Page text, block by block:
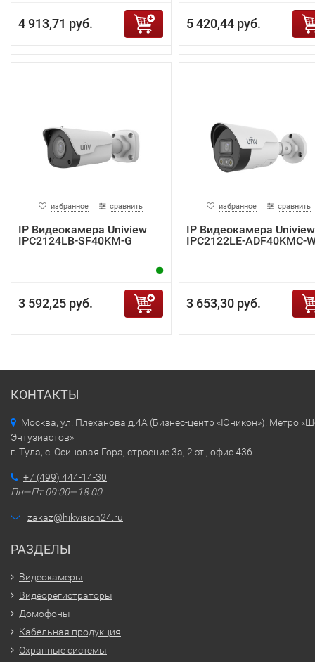
4 913,71 руб. 5 420,44 руб.
избранное сравнить
IP Видеокамера Uniview
IPC2124LB-SF40KM-G
3 592,25 руб.
избранное сравнить
IP Видеокамера Uniview
IPC2122LE-ADF40KMC-
3 653,30 руб.
КОНТАКТЫ
Москва, ул. Плеханова д.4А (Бизнес-центр «Юникон»). Метро
Энтузиастов»
г. Тула, с. Осиновая Гора, строение 3а, 2 эт., офис 436
+7 (499) 444-14-30
Пн—Пт 09:00—18:00
zakaz@hikvision24.ru
РАЗДЕЛЫ
Видеокамеры
Видеорегистраторы
Домофоны
Кабельная продукция
Охранные системы